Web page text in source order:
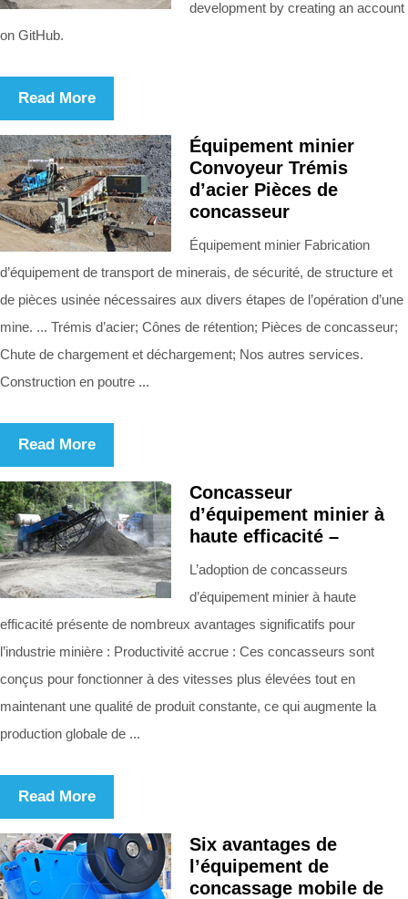
development by creating an account
on GitHub.
Read More
Équipement minier
Convoyeur Trémis
d’acier Pièces de
concasseur
Équipement minier Fabrication
d’équipement de transport de minerais, de sécurité, de structure et
de pièces usinée nécessaires aux divers étapes de l’opération d’une
mine. ... Trémis d’acier; Cônes de rétention; Pièces de concasseur;
Chute de chargement et déchargement; Nos autres services.
Construction en poutre ...
Read More
Concasseur
d’équipement minier à
haute efficacité –
L’adoption de concasseurs
d’équipement minier à haute
efficacité présente de nombreux avantages significatifs pour
l’industrie minière : Productivité accrue : Ces concasseurs sont
conçus pour fonctionner à des vitesses plus élevées tout en
maintenant une qualité de produit constante, ce qui augmente la
production globale de ...
Read More
Six avantages de
l’équipement de
concassage mobile de